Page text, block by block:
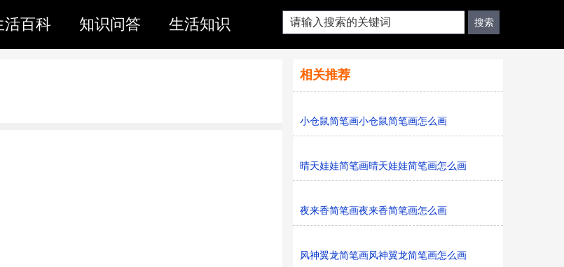
活百科 知识问答 生活知识
相关推荐
小仓鼠简笔画小仓鼠简笔画怎么画
晴天娃娃简笔画晴天娃娃简笔画怎么画
夜来香简笔画夜来香简笔画怎么画
风神翼龙简笔画风神翼龙简笔画怎么画